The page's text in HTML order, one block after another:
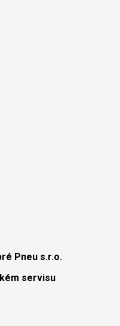
Pneu s.r.o.
servisu